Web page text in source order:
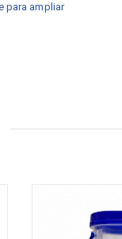
para ampliar